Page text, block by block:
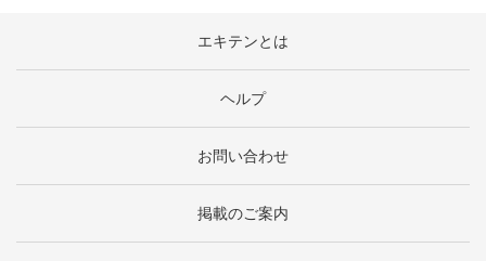
エキテンとは
ヘルプ
お問い合わせ
掲載のご案内